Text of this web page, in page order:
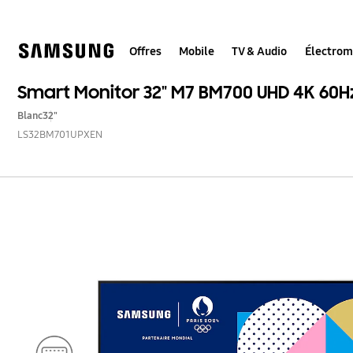
Offres Mobile TV & Audio
Smart Monitor 32" M7 BM700 UHD 4K
Blanc32"
LS32BM701UPXEN